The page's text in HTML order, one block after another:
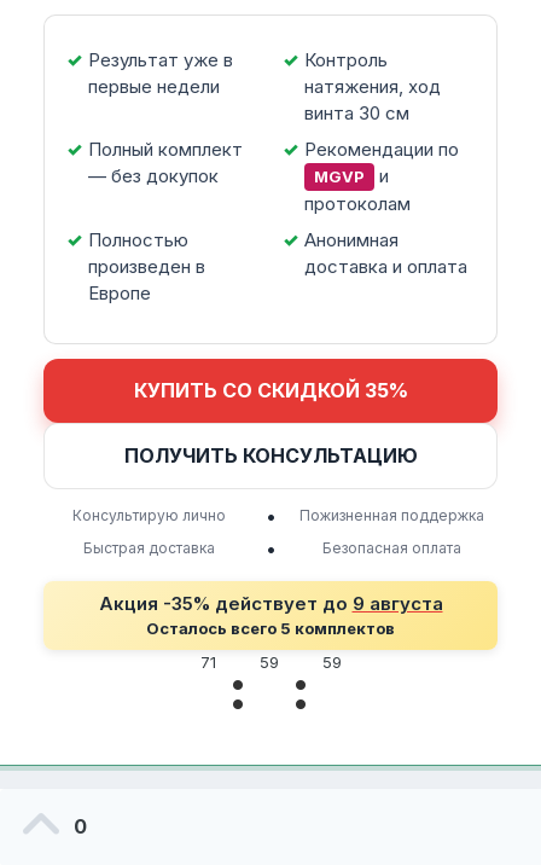
Результат уже в
первые недели
Контроль
натяжения, ход
винта 30 см
Полный комплект
— без докупок
Рекомендации по
MGVP
и
протоколам
Полностью
произведен в
Европе
Анонимная
доставка и оплата
КУПИТЬ СО СКИДКОЙ 35%
ПОЛУЧИТЬ КОНСУЛЬТАЦИЮ
Консультирую лично •
Пожизненная поддержка
Быстрая доставка
• Безопасная оплата
Акция -35% действует до 9 августа
Осталось всего 5 комплектов
59
59
71
0